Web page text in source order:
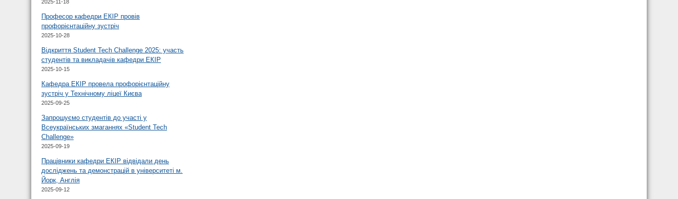
2025-11-18
Професор кафедри ЕКІР провів
профорієнтаційну зустріч
2025-10-28
Відкриття Student Tech Challenge 2025: участь
студентів та викладачів кафедри ЕКІР
2025-10-15
Кафедра ЕКІР провела профорієнтаційну
зустріч у Технічному ліцеї Києва
2025-09-25
Запрошуємо студентів до участі у
Всеукраїнських змаганнях «Student Tech
Challenge»
2025-09-19
Працівники кафедри ЕКІР відвідали день
досліджень та демонстрацій в університеті м.
Йорк, Англія
2025-09-12